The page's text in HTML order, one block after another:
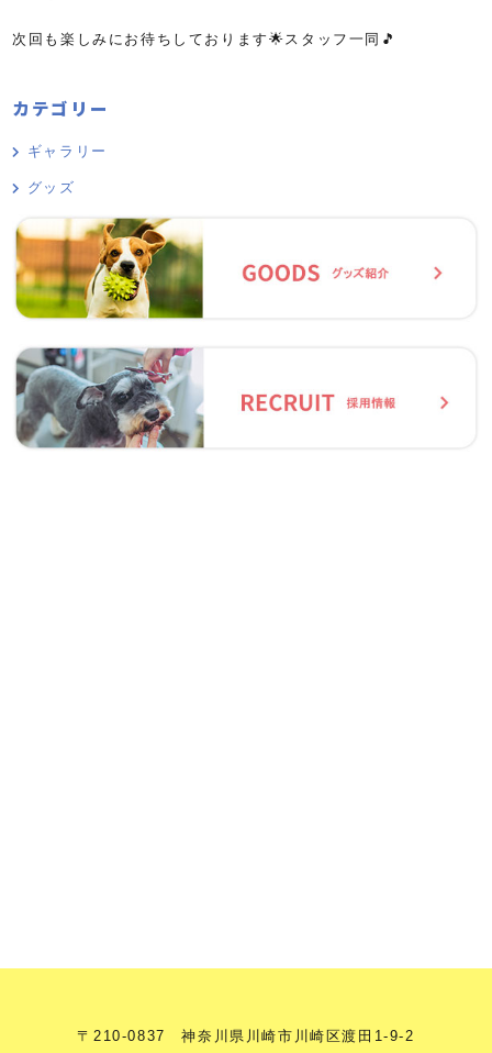
次回も楽しみにお待ちしております🌟スタッフ一同🎵
カテゴリー
ギャラリー
グッズ
〒210-0837 神奈川県川崎市川崎区渡田1-9-2